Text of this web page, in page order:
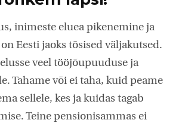
inimeste eluea pikenemine ja
Eesti jaoks tõsised väljakutsed.
veel tööjõupuuduse ja
Tahame või ei taha, kuid peame
sellele, kes ja kuidas tagab
Teine pensionisammas ei